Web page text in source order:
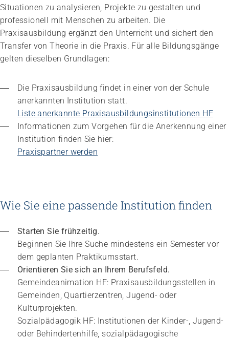
Situationen zu analysieren, Projekte zu gestalten und
professionell mit Menschen zu arbeiten. Die
Praxisausbildung ergänzt den Unterricht und sichert den
Transfer von Theorie in die Praxis. Für alle Bildungsgänge
gelten dieselben Grundlagen:
Die Praxisausbildung findet in einer von der Schule
anerkannten Institution statt.
Liste anerkannte Praxisausbildungsinstitutionen HF
Informationen zum Vorgehen für die Anerkennung einer
Institution finden Sie hier:
Praxispartner werden
Wie Sie eine passende Institution finden
Starten Sie frühzeitig.
Beginnen Sie Ihre Suche mindestens ein Semester vor
dem geplanten Praktikumsstart.
Orientieren Sie sich an Ihrem Berufsfeld.
Gemeindeanimation HF: Praxisausbildungsstellen in
Gemeinden, Quartierzentren, Jugend- oder
Kulturprojekten.
Sozialpädagogik HF: Institutionen der Kinder-, Jugend-
oder Behindertenhilfe, sozialpädagogische